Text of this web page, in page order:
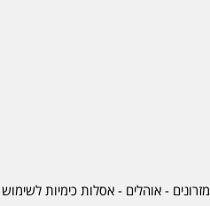
מזרונים - אוהלים - אסלות כימיות לשימוש